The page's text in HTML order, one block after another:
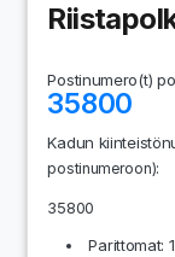
Postinumero(t)
35800
Kadun
postinumeroon):
35800
Parittomat: